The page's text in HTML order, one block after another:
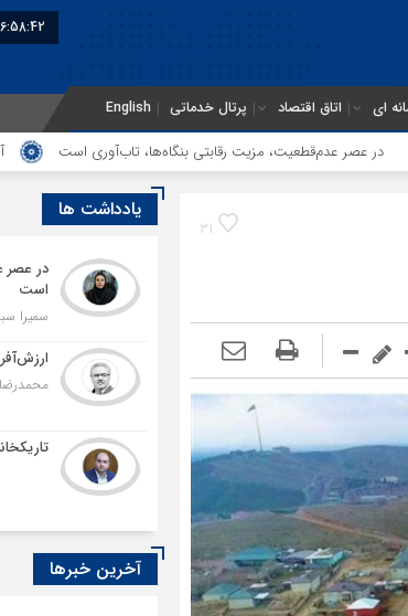
6:58:43
ای اتاق اقتصاد پرتال خدماتی English
مزیت رقابتی بنگاه‌ها، تاب‌آوری است آفریقا؛
31
یادداشت ها
در عصر
است
سمیرا
آخرین خبرها